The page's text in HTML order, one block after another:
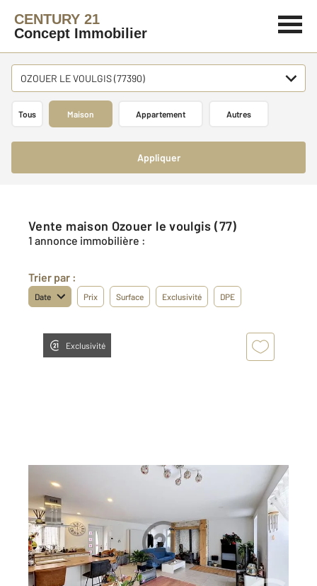
CENTURY 21
Concept Immobilier
OZOUER LE VOULGIS (77390)
Tous Maison Appartement Autres
Appliquer
Vente maison Ozouer le voulgis (77)
1 annonce immobilière :
Trier par :
Date Prix Surface Exclusivité DPE
Exclusivité
OZOUER LE VOULGIS 77
150 m
, 6 pièces
Ref : 24768
Maison à vendre
362 500 €
Visiter le site dédié